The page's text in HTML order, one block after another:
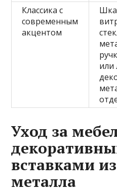
Классика с
современным
акцентом
или
Уход за
вставками
металла